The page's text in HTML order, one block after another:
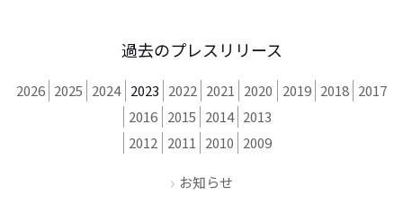
過去のプレスリリース
2026 2025 2024 2023 2022 2021 2020 2019 2018 2017
2016 2015 2014 2013
2012
2011 2010 2009
お知らせ